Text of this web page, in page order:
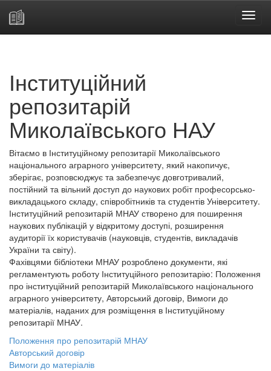
Інституційний
репозитарій
Миколаївського НАУ
Вітаємо в Інституційному репозитарії Миколаївського
національного аграрного університету, який накопичує,
зберігає, розповсюджує та забезпечує довготривалий,
постійний та вільний доступ до наукових робіт професорсько-
викладацького складу, співробітників та студентів Університету.
Інституційний репозитарій МНАУ створено для поширення
наукових публікацій у відкритому доступі, розширення
аудиторії їх користувачів (науковців, студентів, викладачів
України та світу).
Фахівцями бібліотеки МНАУ розроблено документи, які
регламентують роботу Інституційного репозитарію: Положення
про інституційний репозитарій Миколаївського національного
аграрного університету, Авторський договір, Вимоги до
матеріалів, наданих для розміщення в Інституційному
репозитарії МНАУ.
Положення про репозитарій МНАУ
Авторський договір
Вимоги до матеріалів